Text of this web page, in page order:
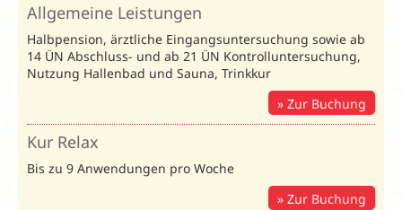
Allgemeine Leistungen
Halbpension, ärztliche Eingangsuntersuchung sowie ab
14 ÜN Abschluss- und ab 21 ÜN Kontrolluntersuchung,
Nutzung Hallenbad und Sauna, Trinkkur
Zur Buchung
Kur Relax
Bis zu 9 Anwendungen pro Woche
Zur Buchung
15% Rabatt
bei Buchung
bis 90 Tage
vor Anreise
& Silvester)
Kur Relax 2026 /Preise in € pro